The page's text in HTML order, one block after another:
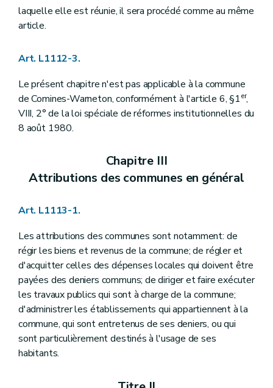
Art. L1123-29
Art. L1123-30
Art. L1124-4
Art. L1124-5
Art. L1124-6
Art. L1124-7
Art. L1124-10
Art. L1124-11
Art. L1124-12
Art. L1124-17
Art. L1124-18
Art. L1124-19
Art. L1124-20
Section 2 Le receveur
Art. L1124-21
Art. L1124-22
Art. L1124-23
Art. L1124-24
Art. L1124-25
laquelle elle est réunie, il sera procédé comme au même
article.
Art. L1112-3.
Le présent chapitre n'est pas applicable à la commune
de Comines-Warneton, conformément à l'article 6, §1er,
VIII, 2° de la loi spéciale de réformes institutionnelles du
8 août 1980.
Chapitre III
Attributions des communes en général
Art. L1113-1.
Les attributions des communes sont notamment: de
régir les biens et revenus de la commune; de régler et
d'acquitter celles des dépenses locales qui doivent être
payées des deniers communs; de diriger et faire exécuter
les travaux publics qui sont à charge de la commune;
d'administrer les établissements qui appartiennent à la
commune, qui sont entretenus de ses deniers, ou qui
sont particulièrement destinés à l'usage de ses
habitants.